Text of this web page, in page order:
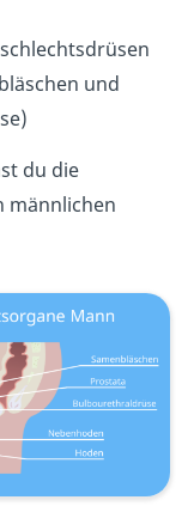
und
)
du die
männlichen